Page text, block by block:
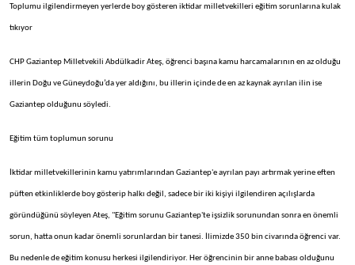
Toplumu ilgilendirmeyen yerlerde boy gösteren iktidar milletvekilleri eğitim sorunlarına kulak
tıkıyor
CHP Gaziantep Milletvekili Abdülkadir Ateş, öğrenci başına kamu harcamalarının en az olduğu
illerin Doğu ve Güneydoğu’da yer aldığını, bu illerin içinde de en az kaynak ayrılan ilin ise
Gaziantep olduğunu söyledi.
Eğitim tüm toplumun sorunu
İktidar milletvekillerinin kamu yatırımlarından Gaziantep'e ayrılan payı artırmak yerine eften
püften etkinliklerde boy gösterip halkı değil, sadece bir iki kişiyi ilgilendiren açılışlarda
göründüğünü söyleyen Ateş, "Eğitim sorunu Gaziantep'te işsizlik sorunundan sonra en önemli
sorun, hatta onun kadar önemli sorunlardan bir tanesi. İlimizde 350 bin civarında öğrenci var.
Bu nedenle de eğitim konusu herkesi ilgilendiriyor. Her öğrencinin bir anne babası olduğunu